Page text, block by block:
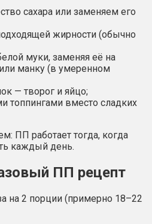
сахара или заменяем его
жирности (обычно
муки, заменяя её на
манку (в умеренном
— творог и яйцо;
топпингами вместо сладких
ПП работает тогда, когда
каждый день.
ПП рецепт
на 2 порции (примерно 18–22